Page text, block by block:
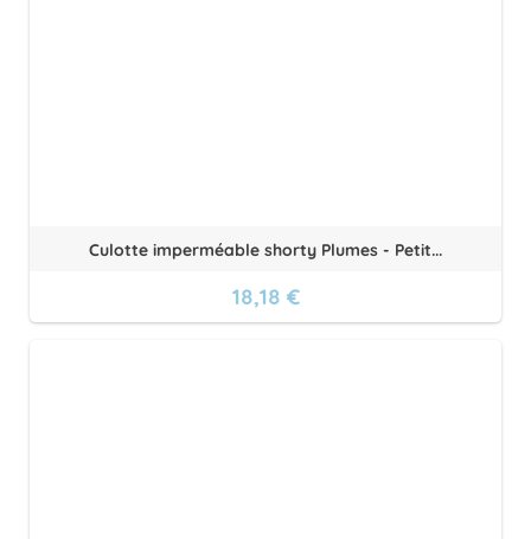
Culotte imperméable shorty Plumes - Petit...
18,18 €